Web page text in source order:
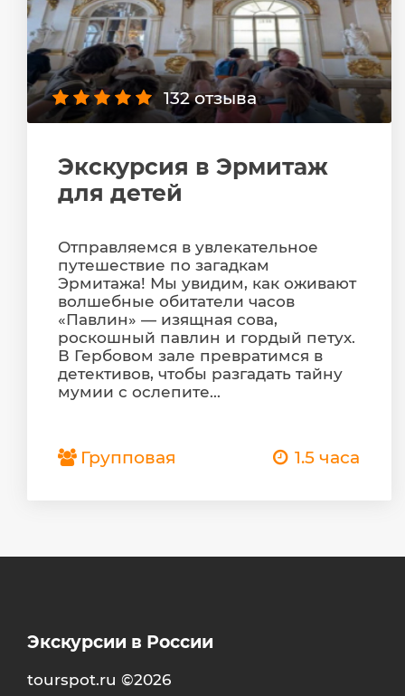
132 отзыва
Экскурсия в Эрмитаж
для детей
Отправляемся в увлекательное
путешествие по загадкам
Эрмитажа! Мы увидим, как оживают
волшебные обитатели часов
«Павлин» — изящная сова,
роскошный павлин и гордый петух.
В Гербовом зале превратимся в
детективов, чтобы разгадать тайну
мумии с ослепите...
Групповая 1.5 часа
Экскурсии в России
tourspot.ru ©2026